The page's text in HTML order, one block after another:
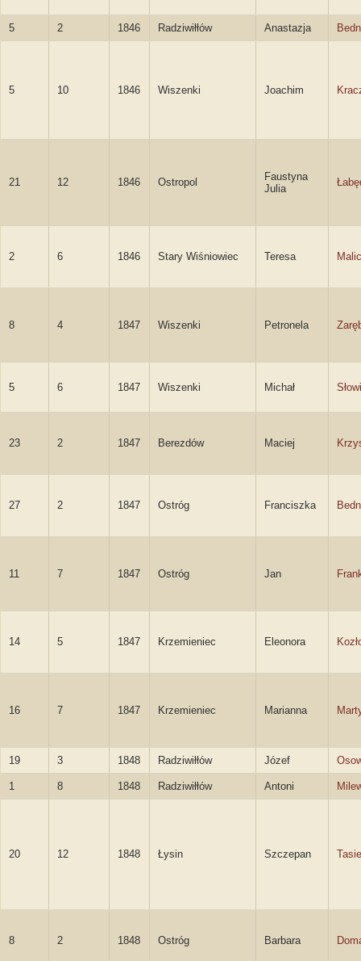
5 2 1846 Radziwiłłów Anastazja
5 10 1846 Wiszenki Joachim
21 12 1846 Ostropol
Faustyna
Julia
2 6 1846 Stary Wiśniowiec Teresa
8 4 1847 Wiszenki Petronela
5 6 1847 Wiszenki Michał
23 2 1847 Berezdów Maciej
27 2 1847 Ostróg Franciszka
11 7 1847 Ostróg Jan
14 5 1847 Krzemieniec Eleonora
16 7 1847 Krzemieniec Marianna
19 3 1848 Radziwiłłów Józef
1 8 1848 Radziwiłłów Antoni
20 12 1848 Łysin Szczepan
8 2 1848 Ostróg Barbara